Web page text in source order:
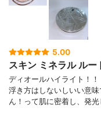
5.00
スキン ミネラル ル
ディオールハイライト！
浮き方はしないしいい意
ん！って肌に密着し、発